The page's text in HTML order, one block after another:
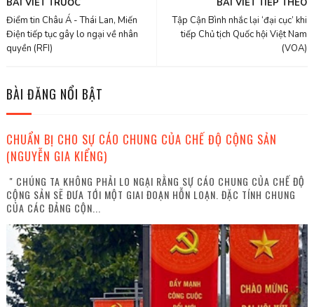
Tập Cận Bình nhắc lại ‘đại cục’ khi
tiếp Chủ tịch Quốc hội Việt Nam
(VOA)
Điểm tin Châu Á - Thái Lan, Miến
Điện tiếp tục gây lo ngại về nhân
quyền (RFI)
BÀI ĐĂNG NỔI BẬT
CHUẨN BỊ CHO SỰ CÁO CHUNG CỦA CHẾ ĐỘ CỘNG SẢN
(NGUYỄN GIA KIỂNG)
" CHÚNG TA KHÔNG PHẢI LO NGẠI RẰNG SỰ CÁO CHUNG CỦA CHẾ ĐỘ
CỘNG SẢN SẼ ĐƯA TỚI MỘT GIAI ĐOẠN HỖN LOẠN. ĐẶC TÍNH CHUNG
CỦA CÁC ĐẢNG CỘN...